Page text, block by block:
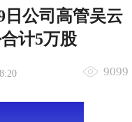
日公司高管吴云
计5万股
9099